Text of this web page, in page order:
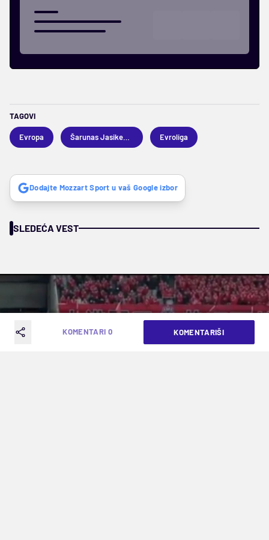
TAGOVI
Evropa Evroliga
Dodajte Mozzart Sport u vaš Google izbor
SLEDEĆA VEST
KOMENTARI 0 KOMENTARIŠI